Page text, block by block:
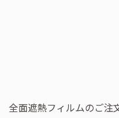
全面遮熱フィルムのご注